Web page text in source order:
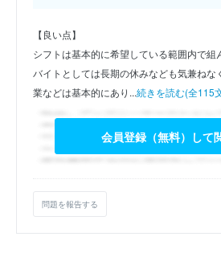
【良い点】
シフトは基本的に希望している範囲内で
バイトとしては長期の休みなども気兼ねな
業などは基本的にあり...続きを読む(全115
会員登録（無料）して
問題を報告する